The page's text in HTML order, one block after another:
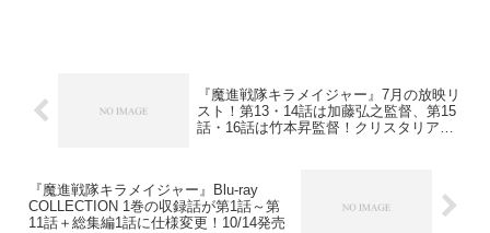
『魔進戦隊キラメイジャー』7月の放映リ
スト！第13・14話は加藤弘之監督、第15
話・16話は竹本昇監督！クリスタリア宝
『魔進戦隊キラメイジャー』Blu-ray
COLLECTION 1巻の収録話が第1話～第
11話＋総集編1話に仕様変更！10/14発売